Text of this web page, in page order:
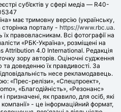
суб’єктів у сфері медіа — R40-
має тримовну версію (українську,
сторінка порталу - https://www.rbc.ua.
правовласникам. Всі фотографії на
«РБК-Україна», розміщені на
Attribution 4.0 International. Редакція
зору авторів. Оціночні судження
доведенню їх правдивості. За
несе рекламодавець.
«Прес-релізи», «Спецпроект»,
«Благодійність», «Резонанс»
як правило, для осіб, які
- це інформаційний формат,